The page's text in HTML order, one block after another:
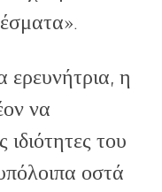
η
να
ιδιότητες του
οστά